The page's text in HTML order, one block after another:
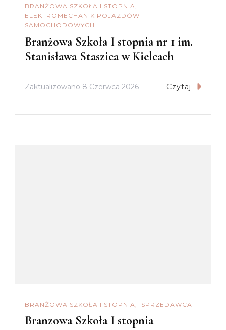
BRANŻOWA SZKOŁA I STOPNIA
ELEKTROMECHANIK POJAZDÓW
SAMOCHODOWYCH
Branżowa Szkoła I stopnia nr 1 im.
Stanisława Staszica w Kielcach
Zaktualizowano 8 Czerwca 2026 Czytaj
BRANŻOWA SZKOŁA I STOPNIA SPRZEDAWCA
Branzowa Szkoła I stopnia